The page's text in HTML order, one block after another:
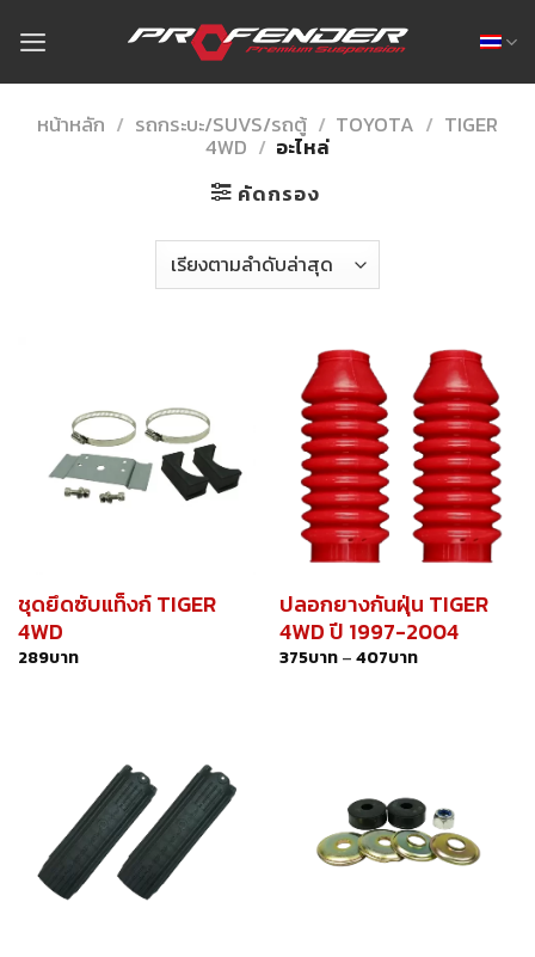
content
หน้าหลัก / รถกระบะ/SUVS/รถตู้ / TOYOTA / TIGER
4WD / อะไหล่
คัดกรอง
ชุดยึดซับแท็งก์ TIGER
4WD
289บาท
ปลอกยางกันฝุ่น TIGER
4WD ปี 1997-2004
375บาท–407บาท